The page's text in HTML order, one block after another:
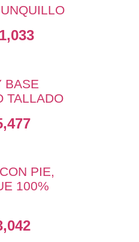
BASE
TALLADO
PIE,
100%